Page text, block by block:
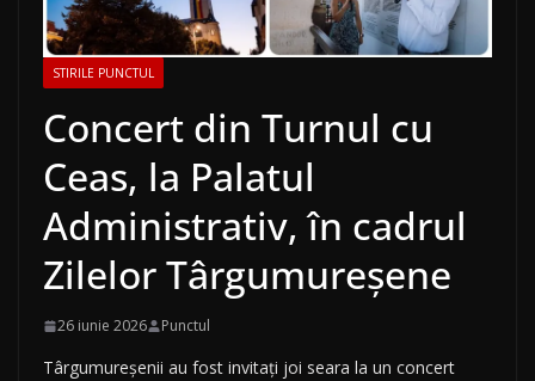
STIRILE PUNCTUL
Concert din Turnul cu
Ceas, la Palatul
Administrativ, în cadrul
Zilelor Târgumureșene
26 iunie 2026 Punctul
Târgumureșenii au fost invitați joi seara la un concert